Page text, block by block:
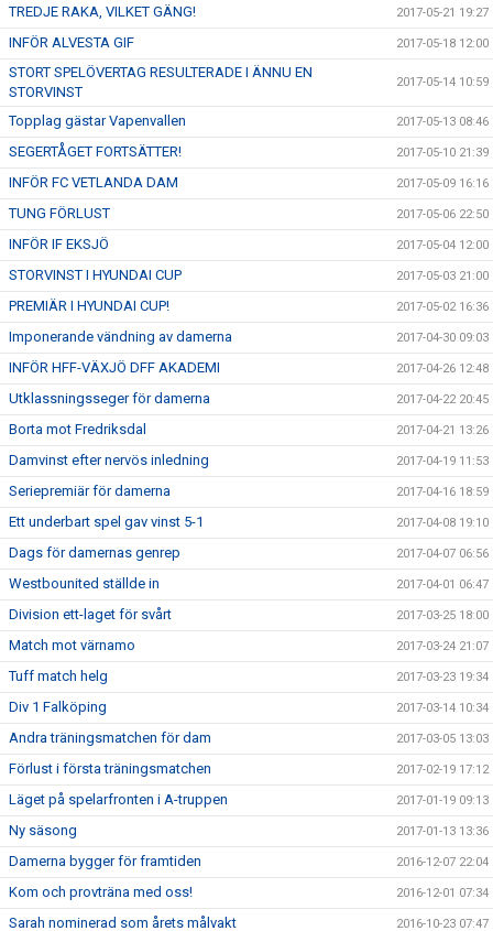
TREDJE RAKA, VILKET GÄNG! 2017-05-21 19:27
INFÖR ALVESTA GIF 2017-05-18 12:00
STORT SPELÖVERTAG RESULTERADE I ÄNNU EN
STORVINST
2017-05-14 10:59
Topplag gästar Vapenvallen 2017-05-13 08:46
SEGERTÅGET FORTSÄTTER! 2017-05-10 21:39
INFÖR FC VETLANDA DAM 2017-05-09 16:16
TUNG FÖRLUST 2017-05-06 22:50
INFÖR IF EKSJÖ 2017-05-04 12:00
STORVINST I HYUNDAI CUP 2017-05-03 21:00
PREMIÄR I HYUNDAI CUP! 2017-05-02 16:36
Imponerande vändning av damerna 2017-04-30 09:03
INFÖR HFF-VÄXJÖ DFF AKADEMI 2017-04-26 12:48
Utklassningsseger för damerna 2017-04-22 20:45
Borta mot Fredriksdal 2017-04-21 13:26
Damvinst efter nervös inledning 2017-04-19 11:53
Seriepremiär för damerna 2017-04-16 18:59
Ett underbart spel gav vinst 5-1 2017-04-08 19:10
Dags för damernas genrep 2017-04-07 06:56
Westbounited ställde in 2017-04-01 06:47
Division ett-laget för svårt 2017-03-25 18:00
Match mot värnamo 2017-03-24 21:07
Tuff match helg 2017-03-23 19:34
Div 1 Falköping 2017-03-14 10:34
Andra träningsmatchen för dam 2017-03-05 13:03
Förlust i första träningsmatchen 2017-02-19 17:12
Läget på spelarfronten i A-truppen 2017-01-19 09:13
Ny säsong 2017-01-13 13:36
Damerna bygger för framtiden 2016-12-07 22:04
Kom och provträna med oss! 2016-12-01 07:34
Sarah nominerad som årets målvakt 2016-10-23 07:47